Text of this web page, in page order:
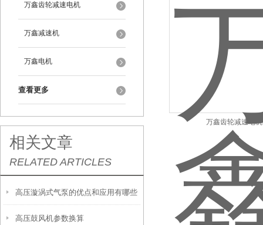
万鑫齿轮减速电机
万鑫减速机
万鑫电机
查看更多
相关文章
RELATED ARTICLES
高压漩涡式气泵的优点和应用有哪些
呢？
高压鼓风机参数换算
万鑫齿轮减速电机